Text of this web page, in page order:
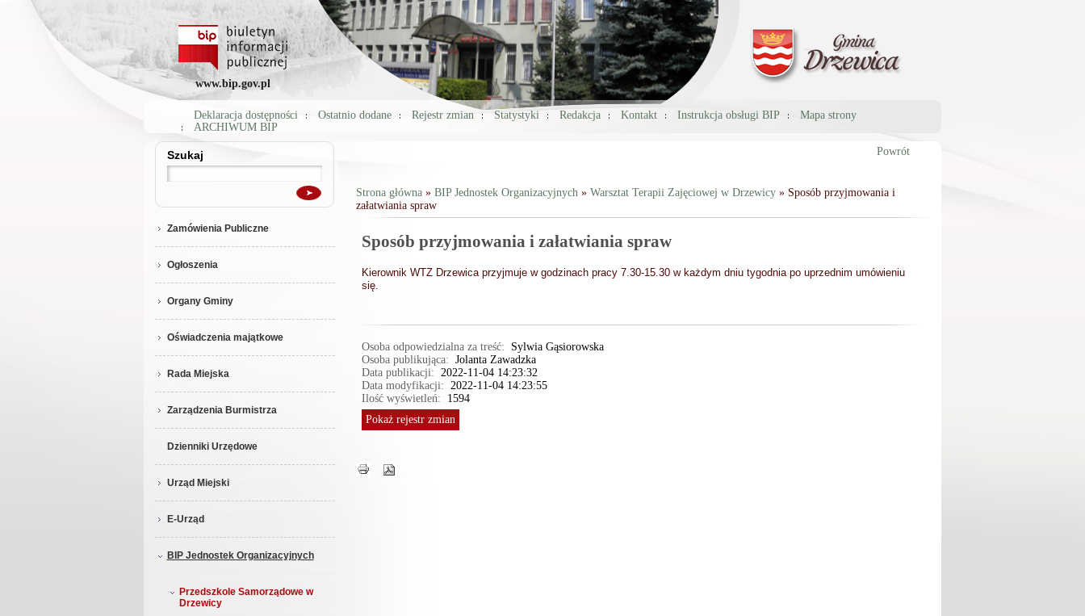
www.bip.gov.pl
Deklaracja dostępności Ostatnio dodane Rejestr zmian Statystyki Redakcja Kontakt Instrukcja obsługi BIP
Mapa strony
ARCHIWUM BIP
Szukaj
Szukaj
Zamówienia Publiczne
Ogłoszenia
Organy Gminy
Oświadczenia majątkowe
Rada Miejska
Zarządzenia Burmistrza
Dzienniki Urzędowe
Urząd Miejski
E-Urząd
BIP Jednostek Organizacyjnych
Przedszkole Samorządowe w
Drzewicy
Powrót
Jesteś tutaj
Strona główna» BIP Jednostek Organizacyjnych» Warsztat Terapii Zajęciowej w Drzewicy» Sposób przyjmowania i
załatwiania spraw
Sposób przyjmowania i załatwiania spraw
Kierownik WTZ Drzewica przyjmuje w godzinach pracy 7.30-15.30 w każdym dniu tygodnia po uprzednim umówieniu
się.
Osoba odpowiedzialna za treść: Sylwia Gąsiorowska
Osoba publikująca: Jolanta Zawadzka
Data publikacji: 2022-11-04 14:23:32
Data modyfikacji: 2022-11-04 14:23:55
Ilość wyświetleń: 1594
Pokażrejestr zmian